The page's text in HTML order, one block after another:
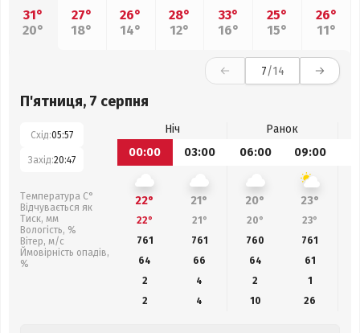
31°
20°
27°
18°
26°
14°
28°
12°
33°
16°
25°
15°
26°
11°
7/14
П'ятниця, 7 серпня
Схід:05:57
Захід:20:47
Температура С°
Відчувається як
Тиск, мм
Вологість, %
Вітер, м/с
Ймовірність опадів,
%
Ніч
Ранок
00:00
03:00 06:00 09:00
22° 21° 20° 23°
22° 21° 20° 23°
761
761 760 761
64
66 64 61
2
4 2
1
2
4 10 26